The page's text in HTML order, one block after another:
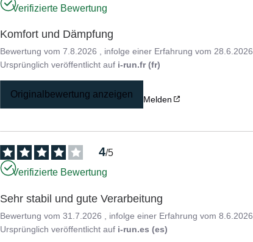
Verifizierte Bewertung
Komfort und Dämpfung
Bewertung vom7.8.2026 , infolge einer Erfahrung vom28.6.2026
Ursprünglich veröffentlicht auf i-run.fr (fr)
Originalbewertung anzeigen Melden
4/5
Verifizierte Bewertung
Sehr stabil und gute Verarbeitung
Bewertung vom31.7.2026 , infolge einer Erfahrung vom8.6.2026
Ursprünglich veröffentlicht auf i-run.es (es)